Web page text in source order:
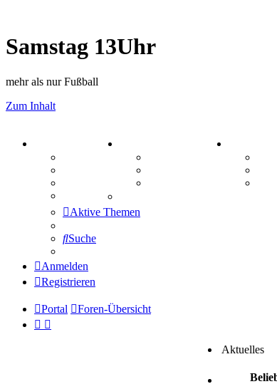
Samstag 13Uhr
mehr als nur Fußball
Zum Inhalt
Mastodon
Aktive Themen
Suche
Anmelden
Registrieren
Portal Foren-Übersicht
Aktuelles